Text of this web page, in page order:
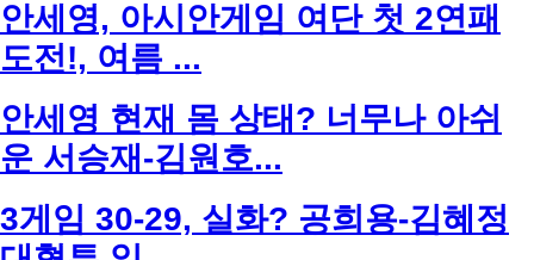
안세영, 아시안게임 여단 첫 2연패
도전!, 여름 ...
안세영 현재 몸 상태? 너무나 아쉬
운 서승재-김원호...
3게임 30-29, 실화? 공희용-김혜정